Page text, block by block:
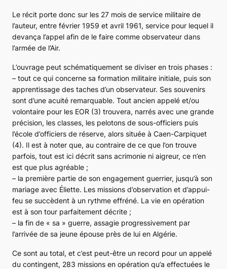
Le récit porte donc sur les 27 mois de service militaire de
l’auteur, entre février 1959 et avril 1961, service pour lequel il
devança l’appel afin de le faire comme observateur dans
l’armée de l’Air.
L’ouvrage peut schématiquement se diviser en trois phases :
– tout ce qui concerne sa formation militaire initiale, puis son
apprentissage des taches d’un observateur. Ses souvenirs
sont d’une acuité remarquable. Tout ancien appelé et/ou
volontaire pour les EOR (3) trouvera, narrés avec une grande
précision, les classes, les pelotons de sous-officiers puis
l’école d’officiers de réserve, alors située à Caen-Carpiquet
(4). Il est à noter que, au contraire de ce que l’on trouve
parfois, tout est ici décrit sans acrimonie ni aigreur, ce n’en
est que plus agréable ;
– la première partie de son engagement guerrier, jusqu’à son
mariage avec Éliette. Les missions d’observation et d’appui-
feu se succèdent à un rythme effréné. La vie en opération
est à son tour parfaitement décrite ;
– la fin de « sa » guerre, assagie progressivement par
l’arrivée de sa jeune épouse près de lui en Algérie.
Ce sont au total, et c’est peut-être un record pour un appelé
du contingent, 283 missions en opération qu’a effectuées le